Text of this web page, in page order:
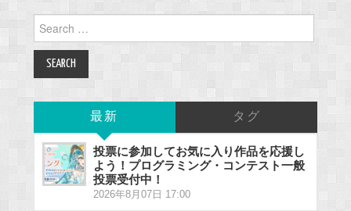
for:
最新 タグ
投票に参加してお気に入り作品を応援し
よう！プログラミング・コンテスト一般
投票受付中！
2026年8月07日 17:00